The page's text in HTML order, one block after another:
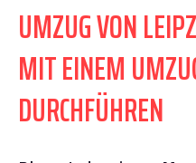
UMZUG VON
MIT EINEM
DURCHFÜHREN